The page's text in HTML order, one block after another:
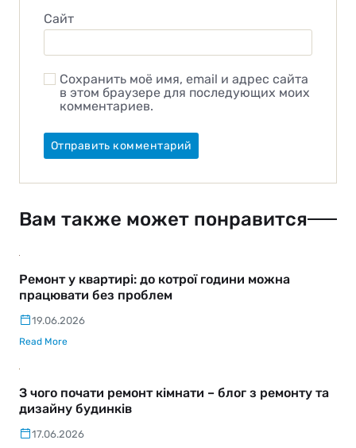
Сайт
Сохранить моё имя, email и адрес сайта
в этом браузере для последующих моих
комментариев.
Вам также может понравится
Ремонт у квартирі: до котрої години можна
працювати без проблем
19.06.2026
Read More
З чого почати ремонт кімнати – блог з ремонту та
дизайну будинків
17.06.2026